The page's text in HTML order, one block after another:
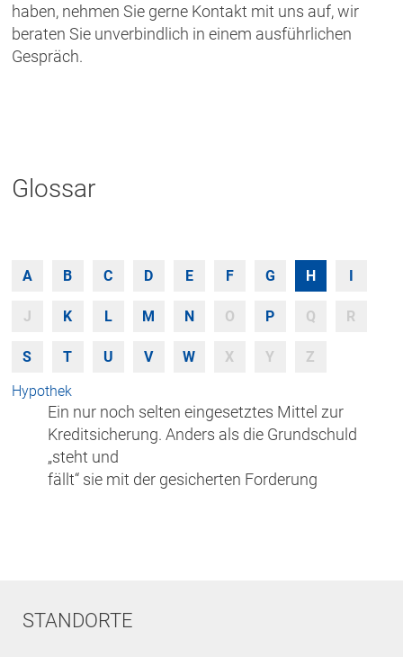
haben, nehmen Sie gerne Kontakt mit uns auf, wir
beraten Sie unverbindlich in einem ausführlichen
Gespräch.
Glossar
A B C D E F G H I
J K L M N O P Q R
S T U V W X Y
Z
Hypothek
Ein nur noch selten eingesetztes Mittel zur
Kreditsicherung. Anders als die Grundschuld
„steht und
fällt“ sie mit der gesicherten Forderung
STANDORTE